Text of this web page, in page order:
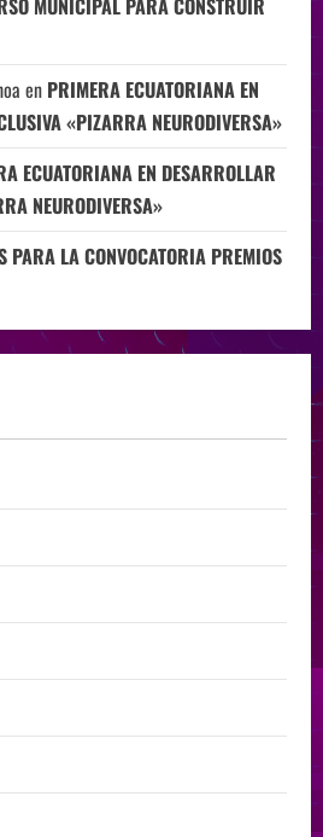
MUNICIPAL PARA CONSTRUIR
en PRIMERA ECUATORIANA EN
«PIZARRA NEURODIVERSA»
ECUATORIANA EN DESARROLLAR
NEURODIVERSA»
PARA LA CONVOCATORIA PREMIOS